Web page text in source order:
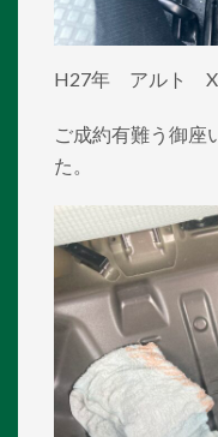
H27年 アルト
ご成約有難う御
た。